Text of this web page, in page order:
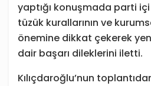
yaptığı konuşmada parti
tüzük kurallarının ve
önemine dikkat çekerek
dair başarı dileklerini iletti.
Kılıçdaroğlu’nun